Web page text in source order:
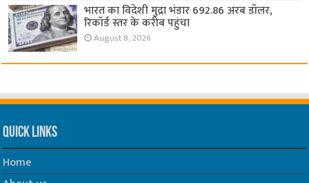
भारत का विदेशी मुद्रा भंडार 692.86 अरब डॉलर,
रिकॉर्ड स्तर के करीब पहुंचा
August 8, 2026
Quick Links
Home